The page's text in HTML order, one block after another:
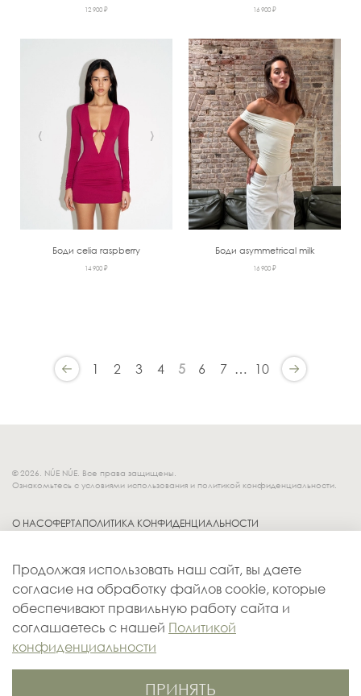
12 900 ₽ 16 900 ₽
‹ ›
Боди celia raspberry
14 900 ₽
‹ ›
Боди asymmetrical milk
16 900 ₽
1 2 3 4 5 6 7 … 10
© 2026. NÚE NÚE. Все права защищены.
Ознакомьтесь с условиями использования и политикой конфиденциальности.
О НАСОФЕРТАПОЛИТИКА КОНФИДЕНЦИАЛЬНОСТИ
ДОСТАВКА
КОНТАКТЫ
ОПЛАТА
Продолжая использовать наш сайт, вы даете
согласие на обработку файлов cookie, которые
обеспечивают правильную работу сайта и
соглашаетесь с нашей Политикой
конфиденциальности
ПРИНЯТЬ